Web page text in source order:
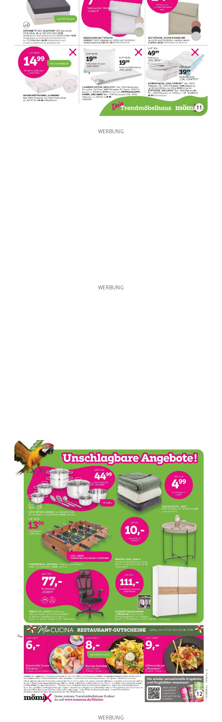
11
WERBUNG
WERBUNG
12
WERBUNG